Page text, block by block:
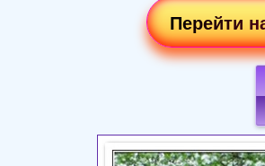
Перейти